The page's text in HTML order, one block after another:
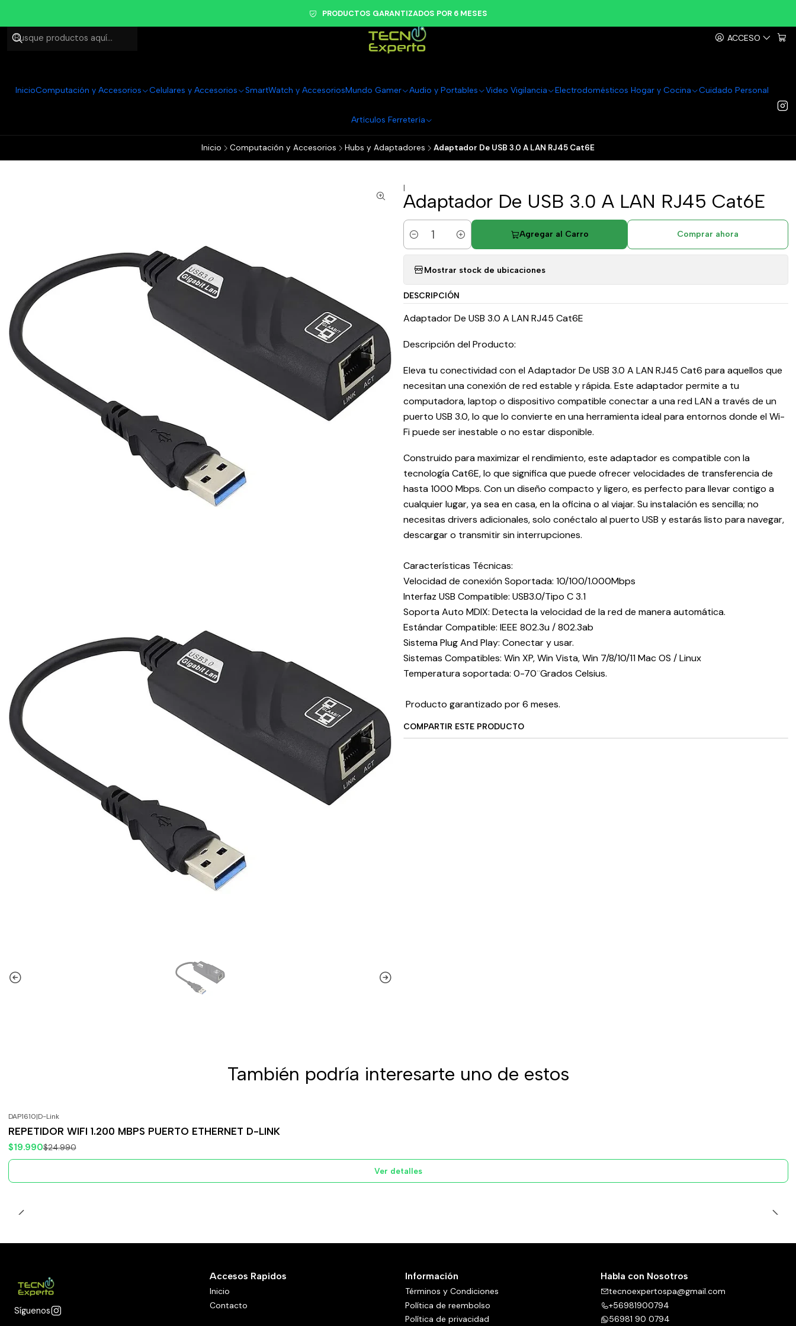
ACCESO
InicioComputación y Accesorios Celulares y Accesorios SmartWatch y AccesoriosMundo Gamer Audio y Portables Video Vigilancia Electrodomésticos Hogar y Cocina Cuidado Personal
Artículos Ferretería
PRODUCTOS GARANTIZADOS POR 6 MESES
Inicio Computación y Accesorios Hubs y Adaptadores Adaptador De USB 3.0 A LAN RJ45 Cat6E
|
Adaptador De USB 3.0 A LAN RJ45 Cat6E
Cantidad
Agregar al Carro Comprar ahora
Mostrar stock de ubicaciones
DESCRIPCIÓN
Adaptador De USB 3.0 A LAN RJ45 Cat6E
Descripción del Producto:
Eleva tu conectividad con el Adaptador De USB 3.0 A LAN RJ45 Cat6 para aquellos que
necesitan una conexión de red estable y rápida. Este adaptador permite a tu
computadora, laptop o dispositivo compatible conectar a una red LAN a través de un
puerto USB 3.0, lo que lo convierte en una herramienta ideal para entornos donde el Wi-
Fi puede ser inestable o no estar disponible.
Construido para maximizar el rendimiento, este adaptador es compatible con la
tecnología Cat6E, lo que significa que puede ofrecer velocidades de transferencia de
hasta 1000 Mbps. Con un diseño compacto y ligero, es perfecto para llevar contigo a
cualquier lugar, ya sea en casa, en la oficina o al viajar. Su instalación es sencilla; no
necesitas drivers adicionales, solo conéctalo al puerto USB y estarás listo para navegar,
descargar o transmitir sin interrupciones.
Características Técnicas:
Velocidad de conexión Soportada: 10/100/1.000Mbps
Interfaz USB Compatible: USB3.0/Tipo C 3.1
Soporta Auto MDIX: Detecta la velocidad de la red de manera automática.
Estándar Compatible: IEEE 802.3u / 802.3ab
Sistema Plug And Play: Conectar y usar.
Sistemas Compatibles: Win XP, Win Vista, Win 7/8/10/11 Mac OS / Linux
Temperatura soportada: 0-70¨Grados Celsius.
Producto garantizado por 6 meses.
COMPARTIR ESTE PRODUCTO
También podría interesarte uno de estos
Agotado
DAP1610|D-Link
REPETIDOR WIFI 1.200 MBPS PUERTO ETHERNET D-LINK
$19.990$24.990
Ver detalles
Síguenos
Accesos Rapidos
Inicio
Contacto
Información
Términos y Condiciones
Política de reembolso
Política de privacidad
Habla con Nosotros
tecnoexpertospa@gmail.com
+56981900794
56981 90 0794